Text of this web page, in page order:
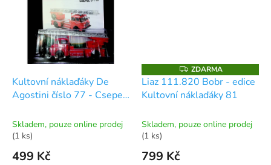
Kultovní náklaďáky De
Agostini číslo 77 - Csepel
Skladem, pouze online prodej
(1 ks)
499 Kč
Z
D
A
R
ZDARMA
Liaz 111.820 Bobr - edice
Kultovní náklaďáky 81
Skladem, pouze online prodej
(1 ks)
799 Kč